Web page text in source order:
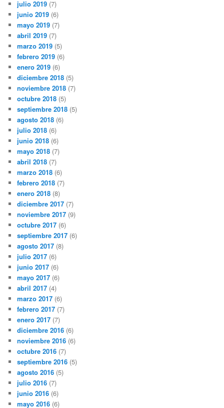
julio 2019 (7)
junio 2019 (6)
mayo 2019 (7)
abril 2019 (7)
marzo 2019 (5)
febrero 2019 (6)
enero 2019 (6)
diciembre 2018 (5)
noviembre 2018 (7)
octubre 2018 (5)
septiembre 2018 (5)
agosto 2018 (6)
julio 2018 (6)
junio 2018 (6)
mayo 2018 (7)
abril 2018 (7)
marzo 2018 (6)
febrero 2018 (7)
enero 2018 (8)
diciembre 2017 (7)
noviembre 2017 (9)
octubre 2017 (6)
septiembre 2017 (6)
agosto 2017 (8)
julio 2017 (6)
junio 2017 (6)
mayo 2017 (6)
abril 2017 (4)
marzo 2017 (6)
febrero 2017 (7)
enero 2017 (7)
diciembre 2016 (6)
noviembre 2016 (6)
octubre 2016 (7)
septiembre 2016 (5)
agosto 2016 (5)
julio 2016 (7)
junio 2016 (6)
mayo 2016 (6)